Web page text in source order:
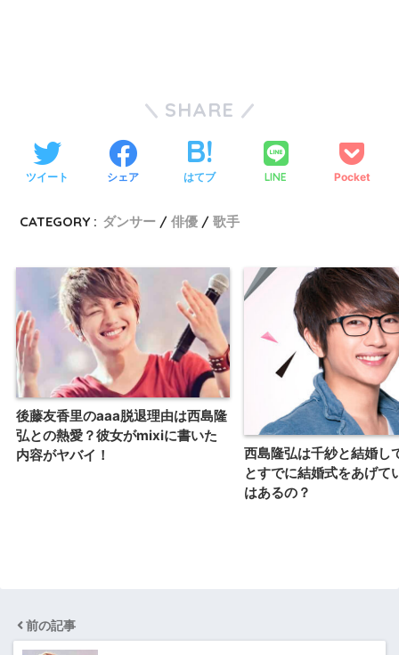
SHARE
ツイート シェア はてブ LINE Pocket
CATEGORY : ダンサー 俳優 歌手
後藤友香里のaaa脱退理由は西島隆
弘との熱愛？彼女がmixiに書いた
内容がヤバイ！
西島隆弘は千紗と結婚し
とすでに結婚式をあげて
はあるの？
前の記事